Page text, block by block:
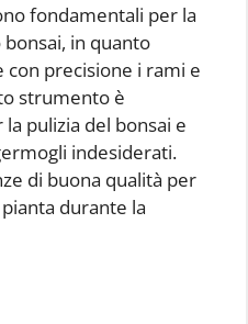
fondamentali per la
in quanto
precisione i rami e
strumento è
pulizia del bonsai e
indesiderati.
di buona qualità per
durante la